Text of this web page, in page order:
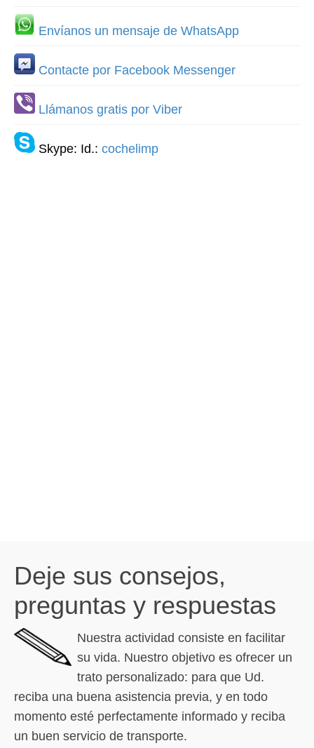
Envíanos un mensaje de WhatsApp
Contacte por Facebook Messenger
Llámanos gratis por Viber
Skype: Id.: cochelimp
Deje sus consejos,
preguntas y respuestas
Nuestra actividad consiste en facilitar
su vida. Nuestro objetivo es ofrecer un
trato personalizado: para que Ud.
reciba una buena asistencia previa, y en todo
momento esté perfectamente informado y reciba
un buen servicio de transporte.